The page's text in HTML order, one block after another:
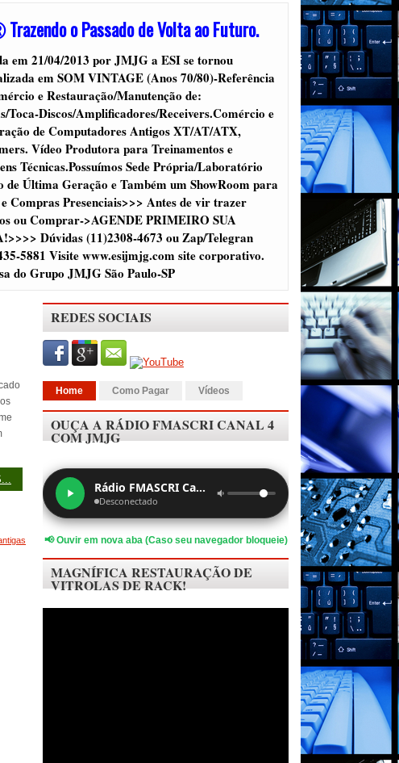
o Passado de Volta ao Futuro.
em 21/04/2013 por JMJG a ESI se tornou
em SOM VINTAGE (Anos 70/80)-Referência
e Restauração/Manutenção de:
Toca-Discos/Amplificadores/Receivers.Comércio e
de Computadores Antigos XT/AT/ATX,
Vídeo Produtora para Treinamentos e
Técnicas.Possuímos Sede Própria/Laboratório
de Última Geração e Também um ShowRoom para
Compras Presenciais>>> Antes de vir trazer
ou Comprar->AGENDE PRIMEIRO SUA
Dúvidas (11)2308-4673 ou Zap/Telegran
5881 Visite www.esijmjg.com site corporativo.
do Grupo JMJG São Paulo-SP
REDES SOCIAIS
Home Como Pagar Vídeos
OUÇA A RÁDIO FMASCRI CANAL 4
COM JMJG
Rádio FMASCRI Canal 4
Desconectado
📢 Ouvir em nova aba (Caso seu navegador bloqueie)
MAGNÍFICA RESTAURAÇÃO DE
VITROLAS DE RACK!